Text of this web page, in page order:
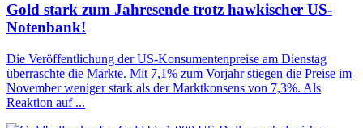
Gold stark zum Jahresende trotz hawkischer US-
Notenbank!
Die Veröffentlichung der US-Konsumentenpreise am Dienstag
überraschte die Märkte. Mit 7,1% zum Vorjahr stiegen die Preise im
November weniger stark als der Marktkonsens von 7,3%. Als
Reaktion auf ...